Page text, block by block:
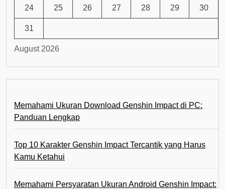
August 2026
24 25 26 27 28 29 30
31
Memahami Ukuran Download Genshin Impact di PC:
Panduan Lengkap
Top 10 Karakter Genshin Impact Tercantik yang Harus
Kamu Ketahui
Memahami Persyaratan Ukuran Android Genshin Impact: